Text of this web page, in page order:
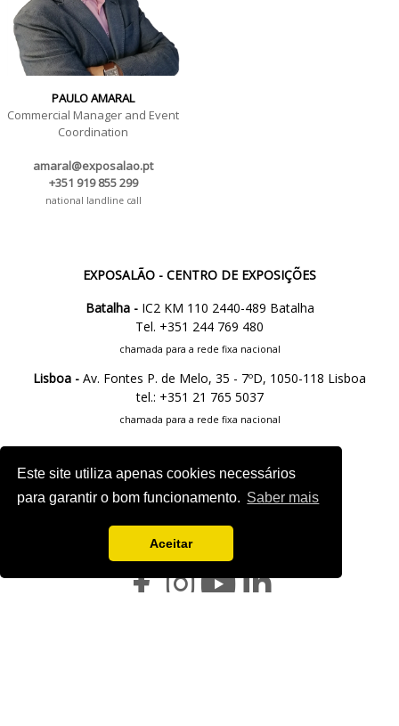
Este site utiliza apenas cookies necessários
para garantir o bom funcionamento. Saber mais
Aceitar
PAULO AMARAL
Commercial Manager and Event
Coordination
amaral@exposalao.pt
+351 919 855 299
national landline call
EXPOSALÃO - CENTRO DE EXPOSIÇÕES
Batalha -IC2 KM 110 2440-489 Batalha
Tel. +351 244 769 480
chamada para a rede fixa nacional
Lisboa - Av. Fontes P. de Melo, 35 - 7ºD, 1050-118 Lisboa
tel.: +351 21 765 5037
chamada para a rede fixa nacional
M.info@exposalao.pt
FOLLOW US